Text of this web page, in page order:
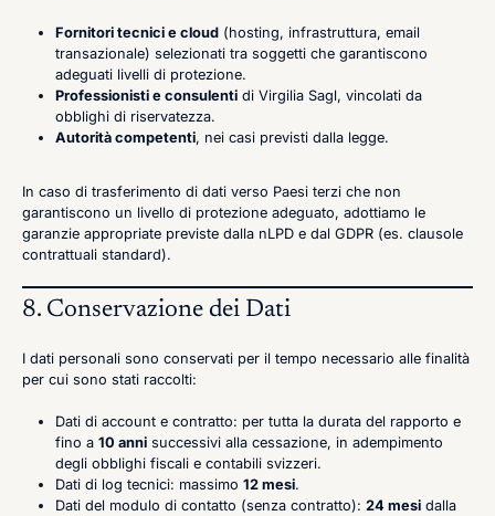
Fornitori tecnici e cloud (hosting, infrastruttura, email
transazionale) selezionati tra soggetti che garantiscono
adeguati livelli di protezione.
Professionisti e consulenti di Virgilia Sagl, vincolati da
obblighi di riservatezza.
Autorità competenti, nei casi previsti dalla legge.
In caso di trasferimento di dati verso Paesi terzi che non
garantiscono un livello di protezione adeguato, adottiamo le
garanzie appropriate previste dalla nLPD e dal GDPR (es. clausole
contrattuali standard).
8. Conservazione dei Dati
I dati personali sono conservati per il tempo necessario alle finalità
per cui sono stati raccolti:
Dati di account e contratto: per tutta la durata del rapporto e
fino a 10 anni successivi alla cessazione, in adempimento
degli obblighi fiscali e contabili svizzeri.
Dati di log tecnici: massimo 12 mesi.
Dati del modulo di contatto (senza contratto): 24 mesi dalla